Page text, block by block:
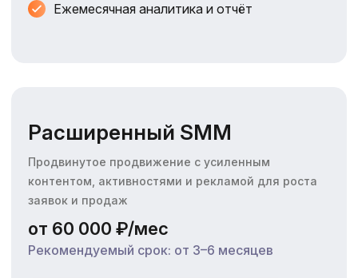
Ежемесячная аналитика и отчёт
Расширенный SMM
Продвинутое продвижение с усиленным
контентом, активностями и рекламой для роста
заявок и продаж
от 60 000 ₽/мес
Рекомендуемый срок: от 3–6 месяцев